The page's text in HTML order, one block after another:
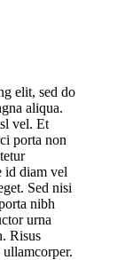
elit, sed do
aliqua.
vel. Et
porta non
id diam vel
Sed nisi
nibh
urna
Risus